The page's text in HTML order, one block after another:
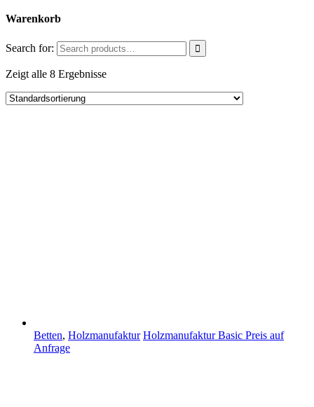
Warenkorb
Search for:
Zeigt alle 8 Ergebnisse
Betten, Holzmanufaktur Holzmanufaktur Basic Preis auf
Anfrage